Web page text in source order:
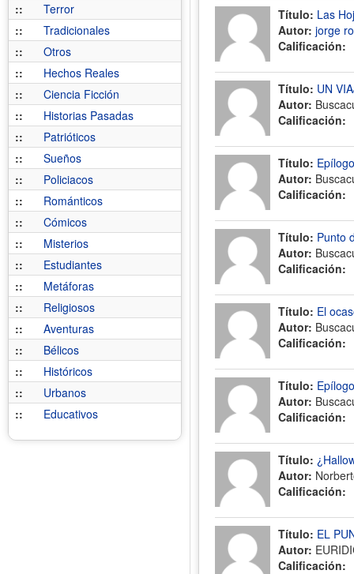
::
Terror
::
Tradicionales
::
Otros
::
Hechos Reales
::
Ciencia Ficción
::
Historias Pasadas
::
Patrióticos
::
Sueños
::
Policiacos
::
Románticos
::
Cómicos
::
Misterios
::
Estudiantes
::
Metáforas
::
Religiosos
::
Aventuras
::
Bélicos
::
Históricos
::
Urbanos
::
Educativos
Título: Las
Autor: jorge
Calificación:
Título: UN
Autor:
Calificación:
Título:
Autor:
Calificación:
Título: Punto
Autor:
Calificación:
Título: El
Autor:
Calificación:
Título: Epílogo
Autor:
Calificación:
Título:
Autor:
Calificación:
Título: EL
Autor:
Calificación: